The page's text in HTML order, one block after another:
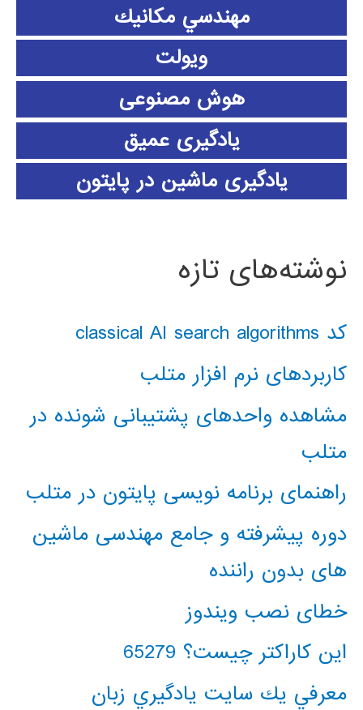
مهندسي مكانيك
ویولت
هوش مصنوعی
یادگیری عمیق
یادگیری ماشین در پایتون
نوشته‌های تازه
کد classical AI search algorithms
کاربردهای نرم افزار متلب
مشاهده واحدهای پشتیبانی شونده در
متلب
راهنمای برنامه نویسی پایتون در متلب
دوره پیشرفته و جامع مهندسی ماشین
های بدون راننده
خطای نصب ویندوز
این کاراکتر چیست؟ 65279
معرفي يك سايت يادگيري زبان